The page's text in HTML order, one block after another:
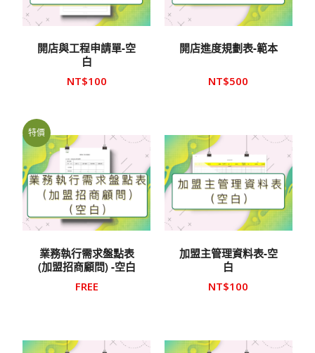
開店與工程申請單-空
白
NT$100
開店進度規劃表-範本
NT$500
業務執行需求盤點表
(加盟招商顧問) -空白
FREE
特價
加盟主管理資料表-空
白
NT$100